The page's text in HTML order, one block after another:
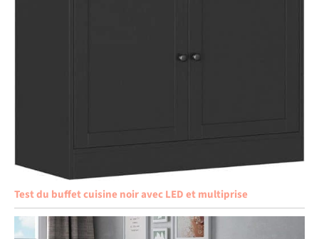
Test du buffet cuisine noir avec LED et multiprise